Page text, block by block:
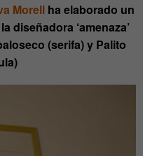
Morellha elaborado un
diseñadora ‘amenaza’
(serifa) y Palito